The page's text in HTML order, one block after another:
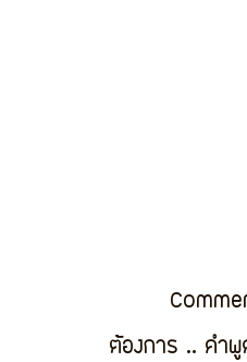
ต้องการ .. คำพู